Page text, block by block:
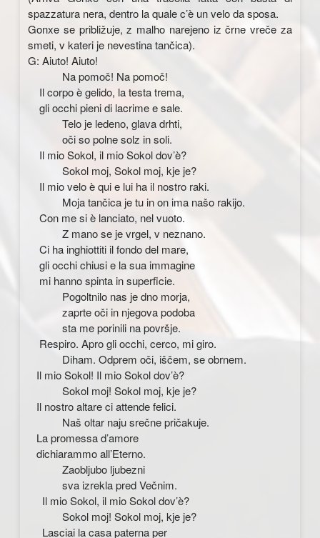
spazzatura nera, dentro la quale c’è un velo da sposa.
Gonxe se približuje, z malho narejeno iz črne vreče za
smeti, v kateri je nevestina tančica).
G: Aiuto! Aiuto!
Na pomoč! Na pomoč!
Il corpo è gelido, la testa trema,
gli occhi pieni di lacrime e sale.
Telo je ledeno, glava drhti,
oči so polne solz in soli.
Il mio Sokol, il mio Sokol dov’è?
Sokol moj, Sokol moj, kje je?
Il mio velo è qui e lui ha il nostro raki.
Moja tančica je tu in on ima našo rakijo.
Con me si è lanciato, nel vuoto.
Z mano se je vrgel, v neznano.
Ci ha inghiottiti il fondo del mare,
gli occhi chiusi e la sua immagine
mi hanno spinta in superficie.
Pogoltnilo nas je dno morja,
zaprte oči in njegova podoba
sta me porinili na površje.
Respiro. Apro gli occhi, cerco, mi giro.
Diham. Odprem oči, iščem, se obrnem.
Il mio Sokol! Il mio Sokol dov’è?
Sokol moj! Sokol moj, kje je?
Il nostro altare ci attende felici.
Naš oltar naju srečne pričakuje.
La promessa d’amore
dichiarammo all’Eterno.
Zaobljubo ljubezni
sva izrekla pred Večnim.
Il mio Sokol, il mio Sokol dov’è?
Sokol moj! Sokol moj, kje je?
Lasciai la casa paterna per